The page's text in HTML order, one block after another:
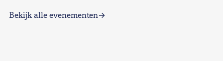
Bekijk alle evenementen